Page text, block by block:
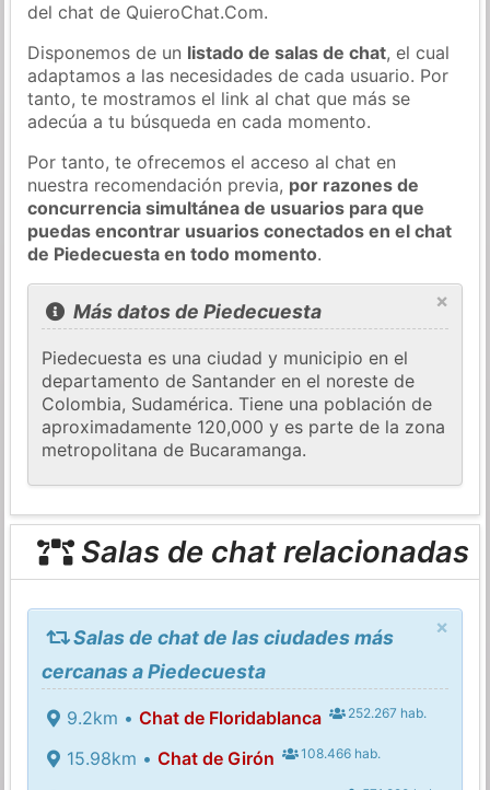
del chat de QuieroChat.Com.
Disponemos de un listado de salas de chat, el cual
adaptamos a las necesidades de cada usuario. Por
tanto, te mostramos el link al chat que más se
adecúa a tu búsqueda en cada momento.
Por tanto, te ofrecemos el acceso al chat en
nuestra recomendación previa, por razones de
concurrencia simultánea de usuarios para que
puedas encontrar usuarios conectados en el chat
de Piedecuesta en todo momento.
×
Más datos de Piedecuesta
Piedecuesta es una ciudad y municipio en el
departamento de Santander en el noreste de
Colombia, Sudamérica. Tiene una población de
aproximadamente 120,000 y es parte de la zona
metropolitana de Bucaramanga.
Salas de chat relacionadas
×
Salas de chat de las ciudades más
cercanas a Piedecuesta
9.2km • Chat de Floridablanca 252.267 hab.
15.98km • Chat de Girón 108.466 hab.